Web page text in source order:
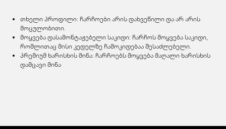
თხელი პროფილი: ჩარჩოები არის დახვეწილი და არ არის
მოცულობითი.
მოყვება დასამონტაჟებელი საკიდი: ჩარჩოს მოყვება საკიდი,
რომლითაც მისი კედელზე ჩამოკიდებაა შესაძლებელი.
პრემიუმ ხარისხის მინა: ჩარჩოებს მოყვება მაღალი ხარისხის
დამცავი მინა